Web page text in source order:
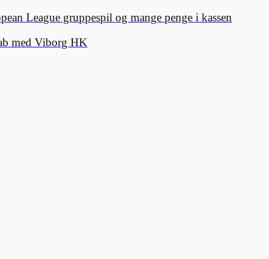
League gruppespil og mange penge i kassen
med Viborg HK